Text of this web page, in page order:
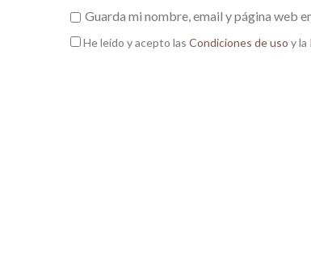
Guarda mi nombre, email y página web
He leído y acepto las Condiciones de uso y la